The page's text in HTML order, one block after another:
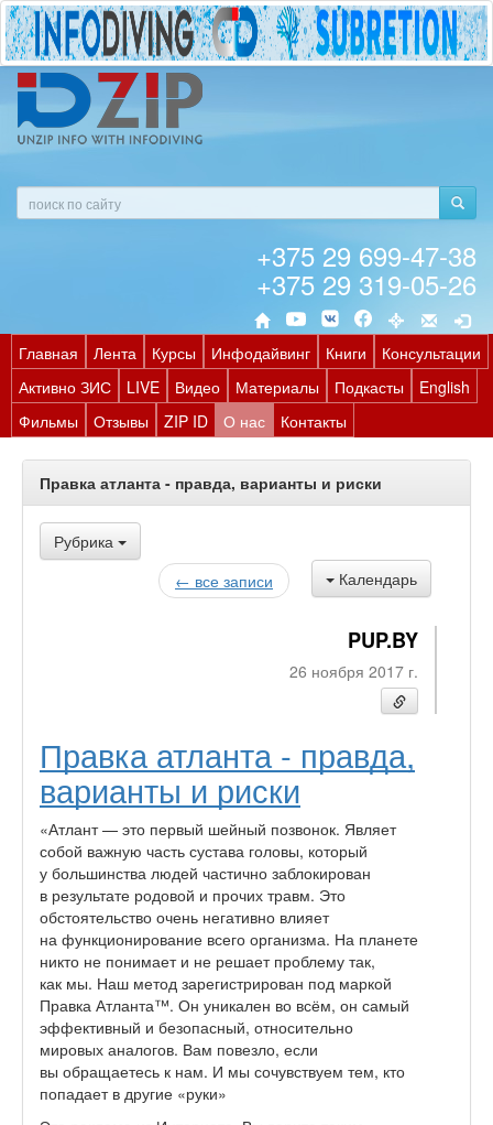
+375 29 699-47-38
+375 29 319-05-26
Главная Лента Курсы Инфодайвинг Книги
Консультации
Активно ЗИС
LIVE Видео Материалы Подкасты
English
Фильмы
Отзывы ZIP ID О нас Контакты
Правка атланта - правда, варианты и риски
Рубрика
Календарь
← все записи
PUP.BY
26 ноября 2017 г.
Правка атланта - правда,
варианты и риски
«Атлант — это первый шейный позвонок. Являет
собой важную часть сустава головы, который
у большинства людей частично заблокирован
в результате родовой и прочих травм. Это
обстоятельство очень негативно влияет
на функционирование всего организма. На планете
никто не понимает и не решает проблему так,
как мы. Наш метод зарегистрирован под маркой
Правка Атланта™. Он уникален во всём, он самый
эффективный и безопасный, относительно
мировых аналогов. Вам повезло, если
вы обращаетесь к нам. И мы сочувствуем тем, кто
попадает в другие «руки»